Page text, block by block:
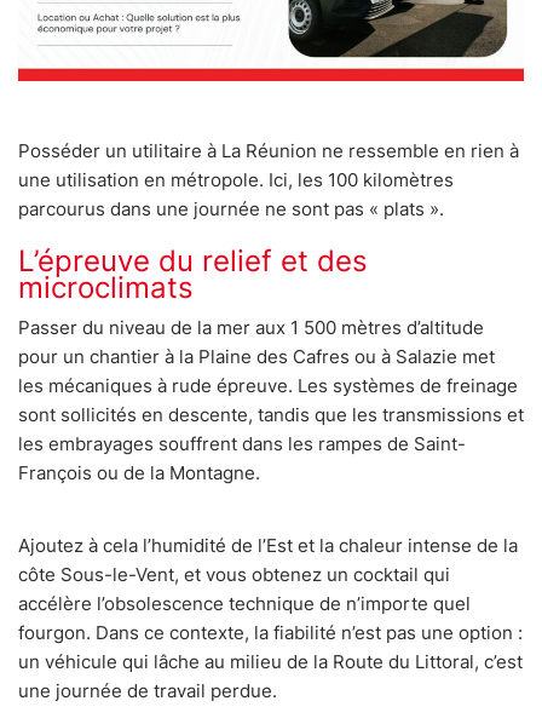
Posséder un utilitaire à La Réunion ne ressemble en rien à
une utilisation en métropole. Ici, les 100 kilomètres
parcourus dans une journée ne sont pas « plats ».
L’épreuve du relief et des
microclimats
Passer du niveau de la mer aux 1 500 mètres d’altitude
pour un chantier à la Plaine des Cafres ou à Salazie met
les mécaniques à rude épreuve. Les systèmes de freinage
sont sollicités en descente, tandis que les transmissions et
les embrayages souffrent dans les rampes de Saint-
François ou de la Montagne.
Ajoutez à cela l’humidité de l’Est et la chaleur intense de la
côte Sous-le-Vent, et vous obtenez un cocktail qui
accélère l’obsolescence technique de n’importe quel
fourgon. Dans ce contexte, la fiabilité n’est pas une option :
un véhicule qui lâche au milieu de la Route du Littoral, c’est
une journée de travail perdue.